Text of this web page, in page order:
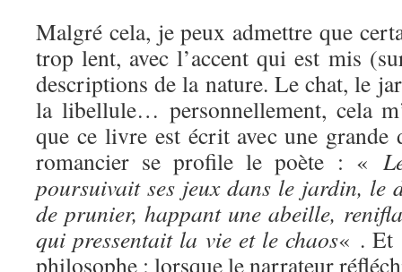
Malgré cela, je peux admettre que
trop lent, avec l’accent qui est mis
descriptions de la nature. Le chat, le
la libellule… personnellement, cela
que ce livre est écrit avec une grande
romancier se profile le poète : «
poursuivait ses jeux dans le jardin, le
de prunier, happant une abeille,
qui pressentait la vie et le chaos« . Et
philosophe : lorsque le narrateur